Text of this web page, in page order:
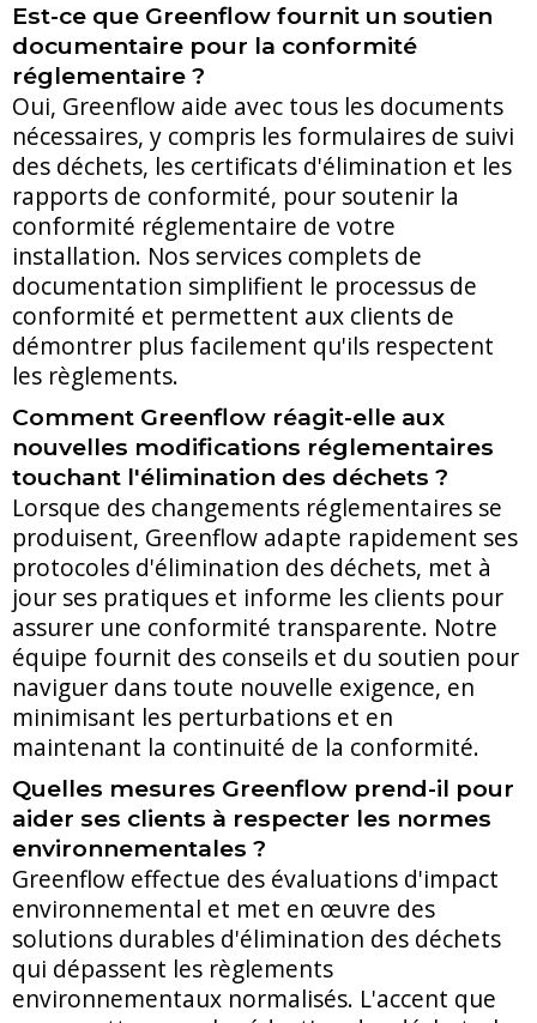
Est-ce que Greenflow fournit un soutien
documentaire pour la conformité
réglementaire ?
Oui, Greenflow aide avec tous les documents
nécessaires, y compris les formulaires de suivi
des déchets, les certificats d'élimination et les
rapports de conformité, pour soutenir la
conformité réglementaire de votre
installation. Nos services complets de
documentation simplifient le processus de
conformité et permettent aux clients de
démontrer plus facilement qu'ils respectent
les règlements.
Comment Greenflow réagit-elle aux
nouvelles modifications réglementaires
touchant l'élimination des déchets ?
Lorsque des changements réglementaires se
produisent, Greenflow adapte rapidement ses
protocoles d'élimination des déchets, met à
jour ses pratiques et informe les clients pour
assurer une conformité transparente. Notre
équipe fournit des conseils et du soutien pour
naviguer dans toute nouvelle exigence, en
minimisant les perturbations et en
maintenant la continuité de la conformité.
Quelles mesures Greenflow prend-il pour
aider ses clients à respecter les normes
environnementales ?
Greenflow effectue des évaluations d'impact
environnemental et met en œuvre des
solutions durables d'élimination des déchets
qui dépassent les règlements
environnementaux normalisés. L'accent que